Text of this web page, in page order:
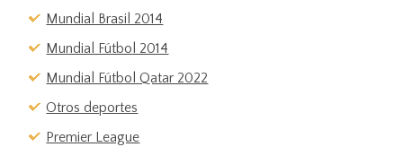
Mundial Brasil 2014
Mundial Fútbol 2014
Mundial Fútbol Qatar 2022
Otros deportes
Premier League